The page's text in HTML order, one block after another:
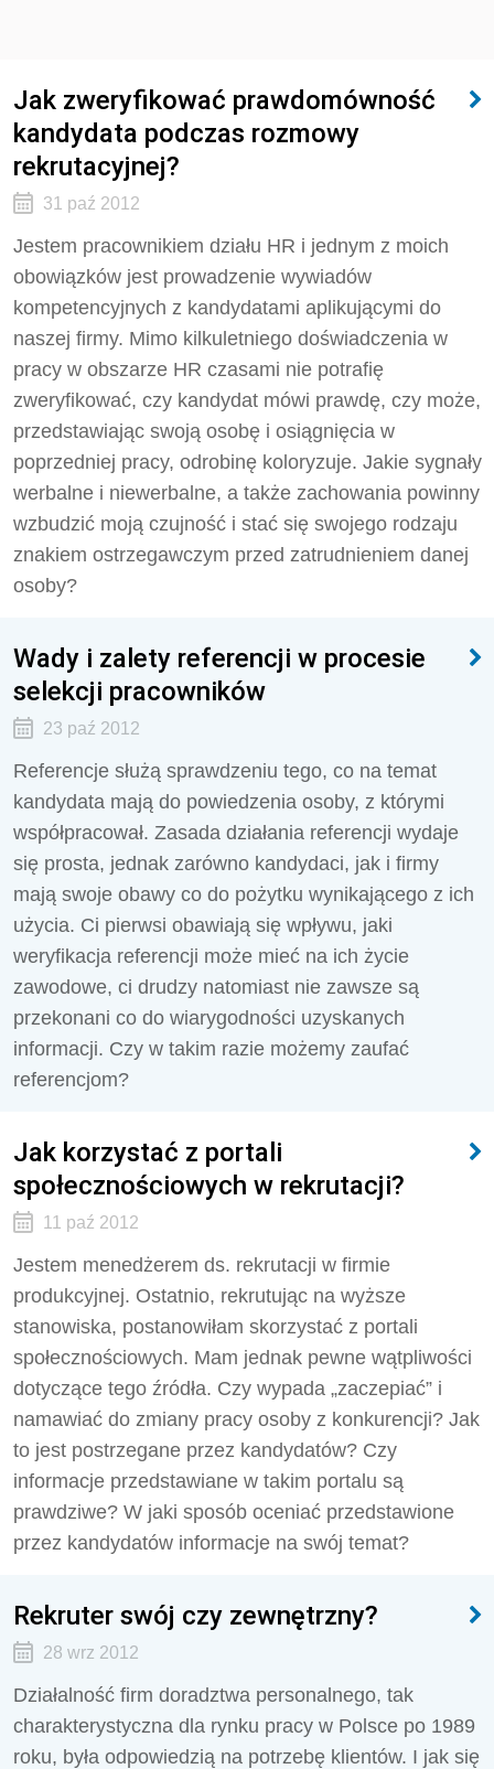
Jak zweryfikować prawdomówność
kandydata podczas rozmowy
rekrutacyjnej?
31 paź 2012
Jestem pracownikiem działu HR i jednym z moich
obowiązków jest prowadzenie wywiadów
kompetencyjnych z kandydatami aplikującymi do
naszej firmy. Mimo kilkuletniego doświadczenia w
pracy w obszarze HR czasami nie potrafię
zweryfikować, czy kandydat mówi prawdę, czy może,
przedstawiając swoją osobę i osiągnięcia w
poprzedniej pracy, odrobinę koloryzuje. Jakie sygnały
werbalne i niewerbalne, a także zachowania powinny
wzbudzić moją czujność i stać się swojego rodzaju
znakiem ostrzegawczym przed zatrudnieniem danej
osoby?
Wady i zalety referencji w procesie
selekcji pracowników
23 paź 2012
Referencje służą sprawdzeniu tego, co na temat
kandydata mają do powiedzenia osoby, z którymi
współpracował. Zasada działania referencji wydaje
się prosta, jednak zarówno kandydaci, jak i firmy
mają swoje obawy co do pożytku wynikającego z ich
użycia. Ci pierwsi obawiają się wpływu, jaki
weryfikacja referencji może mieć na ich życie
zawodowe, ci drudzy natomiast nie zawsze są
przekonani co do wiarygodności uzyskanych
informacji. Czy w takim razie możemy zaufać
referencjom?
Jak korzystać z portali
społecznościowych w rekrutacji?
11 paź 2012
Jestem menedżerem ds. rekrutacji w firmie
produkcyjnej. Ostatnio, rekrutując na wyższe
stanowiska, postanowiłam skorzystać z portali
społecznościowych. Mam jednak pewne wątpliwości
dotyczące tego źródła. Czy wypada „zaczepiać” i
namawiać do zmiany pracy osoby z konkurencji? Jak
to jest postrzegane przez kandydatów? Czy
informacje przedstawiane w takim portalu są
prawdziwe? W jaki sposób oceniać przedstawione
przez kandydatów informacje na swój temat?
Rekruter swój czy zewnętrzny?
28 wrz 2012
Działalność firm doradztwa personalnego, tak
charakterystyczna dla rynku pracy w Polsce po 1989
roku, była odpowiedzią na potrzebę klientów. I jak się